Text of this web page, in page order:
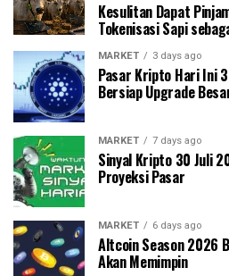
Kesulitan Dapat
Tokenisasi Sapi
MARKET 3 days ago
Pasar Kripto Hari Ini
Bersiap Upgrade
MARKET 7 days ago
Sinyal Kripto 30 Juli
Proyeksi Pasar
MARKET 6 days ago
Altcoin Season 2026
Akan Memimpin